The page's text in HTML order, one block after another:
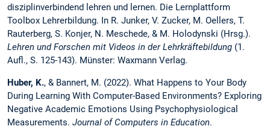
disziplinverbindend lehren und lernen. Die Lernplattform
Toolbox Lehrerbildung. In R. Junker, V. Zucker, M. Oellers, T.
Rauterberg, S. Konjer, N. Meschede, & M. Holodynski (Hrsg.).
Lehren und Forschen mit Videos in der Lehrkräftebildung (1.
Aufl., S. 125-143). Münster: Waxmann Verlag.
Huber, K., & Bannert, M. (2022). What Happens to Your Body
During Learning With Computer-Based Environments? Exploring
Negative Academic Emotions Using Psychophysiological
Measurements. Journal of Computers in Education.